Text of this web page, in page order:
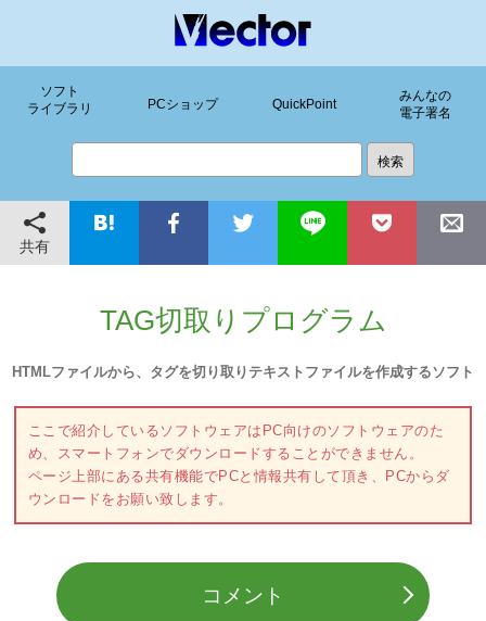
ソフト
ライブラリ
PCショップ QuickPoint
みんなの
電子署名
共有
TAG切取りプログラム
HTMLファイルから、タグを切り取りテキストファイルを作成するソフト
ここで紹介しているソフトウェアはPC向けのソフトウェアのた
め、スマートフォンでダウンロードすることができません。
ページ上部にある共有機能でPCと情報共有して頂き、PCからダ
ウンロードをお願い致します。
コメント